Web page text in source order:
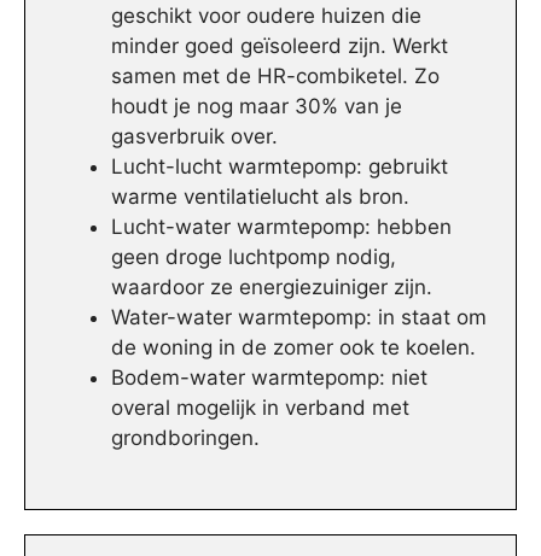
geschikt voor oudere huizen die
minder goed geïsoleerd zijn. Werkt
samen met de HR-combiketel. Zo
houdt je nog maar 30% van je
gasverbruik over.
Lucht-lucht warmtepomp: gebruikt
warme ventilatielucht als bron.
Lucht-water warmtepomp: hebben
geen droge luchtpomp nodig,
waardoor ze energiezuiniger zijn.
Water-water warmtepomp: in staat om
de woning in de zomer ook te koelen.
Bodem-water warmtepomp: niet
overal mogelijk in verband met
grondboringen.